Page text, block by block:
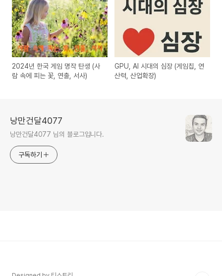
2024년 한국 게임 명작 탄생 (사
람 속에 피는 꽃, 연출, 서사)
GPU, AI 시대의 심장 (게임칩, 연
산력, 산업확장)
낭만건달4077
낭만건달4077 님의 블로그입니다.
구독하기